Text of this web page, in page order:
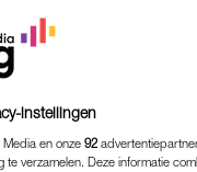
instellingen
Media en onze 92
te verzamelen. Deze informatie